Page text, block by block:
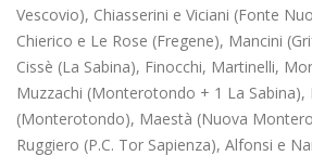
Vescovio), Chiasserini e Viciani (Fonte
Chierico e Le Rose (Fregene), Mancini
Cissè (La Sabina), Finocchi, Martinelli,
Muzzachi (Monterotondo + 1 La Sabina),
(Monterotondo), Maestà (Nuova
Ruggiero (P.C. Tor Sapienza), Alfonsi e